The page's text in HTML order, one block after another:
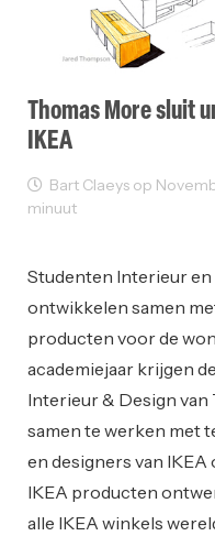
Thomas More sluit
IKEA
Bart Claeys op
minuut
Studenten Interieur
ontwikkelen samen
producten voor de
academiejaar krijgen
Interieur & Design
samen te werken met
en designers van IKEA
IKEA producten
alle IKEA winkels